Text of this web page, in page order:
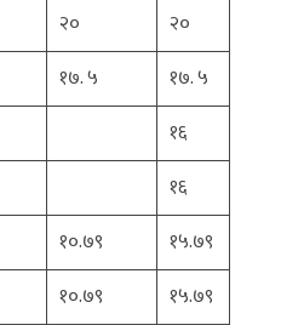
२०
२०
१७. ५
१७. ५
१६
१६
१०.७९
१५.७९
१०.७९
१५.७९